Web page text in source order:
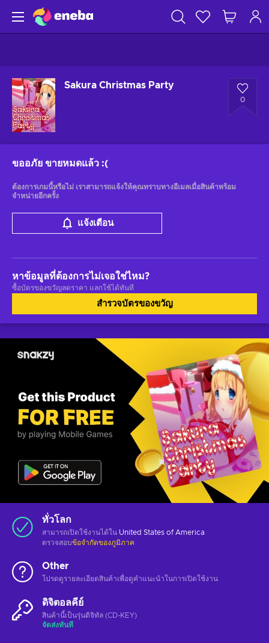
Sakura Christmas Party
0
ขออภัย ขายหมดแล้ว :(
ต้องการเกมนี้หรือไม่ เราสามารถแจ้งให้คุณทราบทางอีเมลเมื่อสินค้าพร้อม
จำหน่ายอีกครั้ง
แจ้งเตือน
หาข้อมูลที่ต้องการไม่เจอใช่ไหม?
ซื้อบัตรของขวัญลดราคา แลกใช้ได้ทันที
สำรวจบัตรของขวัญ
ทั่วโลก
สามารถเปิดใช้งานได้ใน United States of America
ตรวจสอบข้อจำกัดของภูมิภาค
Other
โปรดดูรายละเอียดสินค้าเพื่อดูคำแนะนำในการเปิดใช้งาน
ดิจิตอลคีย์
สินค้านี้เป็นรุ่นดิจิทัล (CD-KEY)
จัดส่งทันที